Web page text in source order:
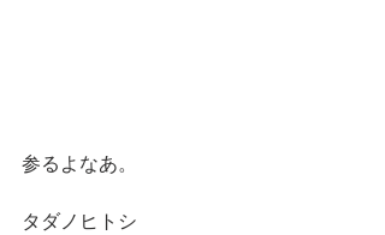
参るよなあ。
タダノヒトシ